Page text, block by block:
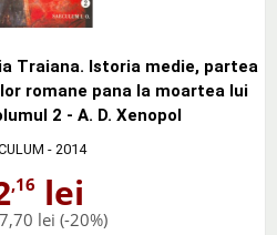
Traiana. Istoria medie, partea
romane pana la moartea lui
2 - A. D. Xenopol
- 2014
,16 lei
lei (-20%)